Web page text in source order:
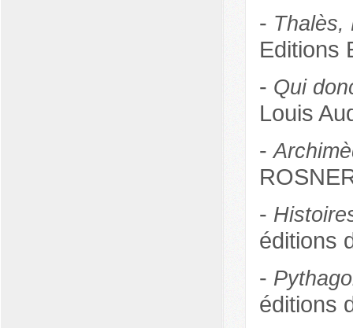
- Thalès,
Editions
- Qui
Louis
-
-
éditions
-
éditions